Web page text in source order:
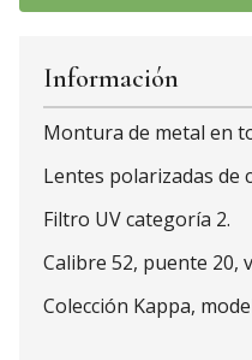
Información
Montura de metal en
Lentes polarizadas de
Filtro UV categoría 2.
Calibre 52, puente 20,
Colección Kappa,